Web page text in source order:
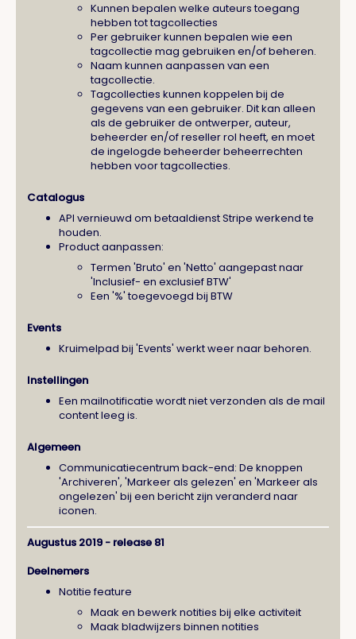
Kunnen bepalen welke auteurs toegang
hebben tot tagcollecties
Per gebruiker kunnen bepalen wie een
tagcollectie mag gebruiken en/of beheren.
Naam kunnen aanpassen van een
tagcollectie.
Tagcollecties kunnen koppelen bij de
gegevens van een gebruiker. Dit kan alleen
als de gebruiker de ontwerper, auteur,
beheerder en/of reseller rol heeft, en moet
de ingelogde beheerder beheerrechten
hebben voor tagcollecties.
Catalogus
API vernieuwd om betaaldienst Stripe werkend te
houden.
Product aanpassen:
Termen 'Bruto' en 'Netto' aangepast naar
'Inclusief- en exclusief BTW'
Een '%' toegevoegd bij BTW
Events
Kruimelpad bij 'Events' werkt weer naar behoren.
Instellingen
Een mailnotificatie wordt niet verzonden als de mail
content leeg is.
Algemeen
Communicatiecentrum back-end: De knoppen
'Archiveren', 'Markeer als gelezen' en 'Markeer als
ongelezen' bij een bericht zijn veranderd naar
iconen.
Augustus 2019 - release 81
Deelnemers
Notitie feature
Maak en bewerk notities bij elke activiteit
Maak bladwijzers binnen notities